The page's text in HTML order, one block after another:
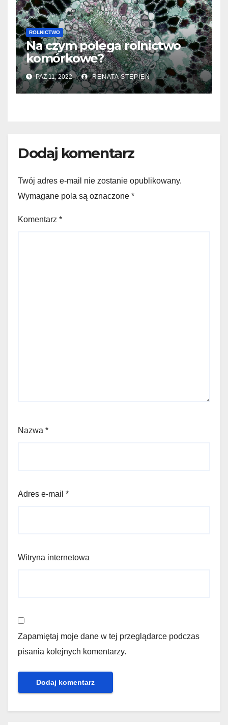
ROLNICTWO
Na czym polega rolnictwo
komórkowe?
PAŹ 11, 2022 RENATA STĘPIEŃ
Dodaj komentarz
Twój adres e-mail nie zostanie opublikowany.
Wymagane pola są oznaczone *
Komentarz *
Nazwa *
Adres e-mail *
Witryna internetowa
Zapamiętaj moje dane w tej przeglądarce podczas
pisania kolejnych komentarzy.